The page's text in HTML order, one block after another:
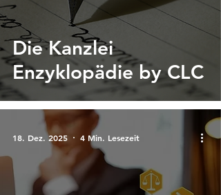
Die Kanzlei
Enzyklopädie by CLC
18. Dez. 2025 4 Min. Lesezeit